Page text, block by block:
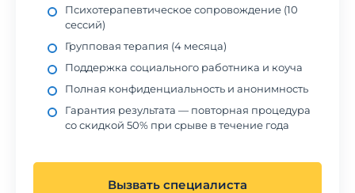
Психотерапевтическое сопровождение (10
сессий)
Групповая терапия (4 месяца)
Поддержка социального работника и коуча
Полная конфиденциальность и анонимность
Гарантия результата — повторная процедура
со скидкой 50% при срыве в течение года
Вызвать специалиста